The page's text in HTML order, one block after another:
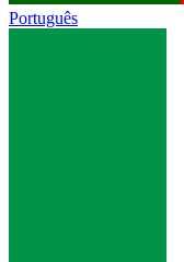
Português